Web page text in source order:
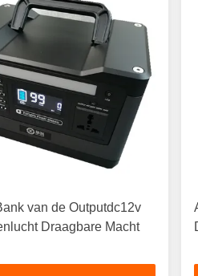
van de Outputdc12v
Draagbare Macht